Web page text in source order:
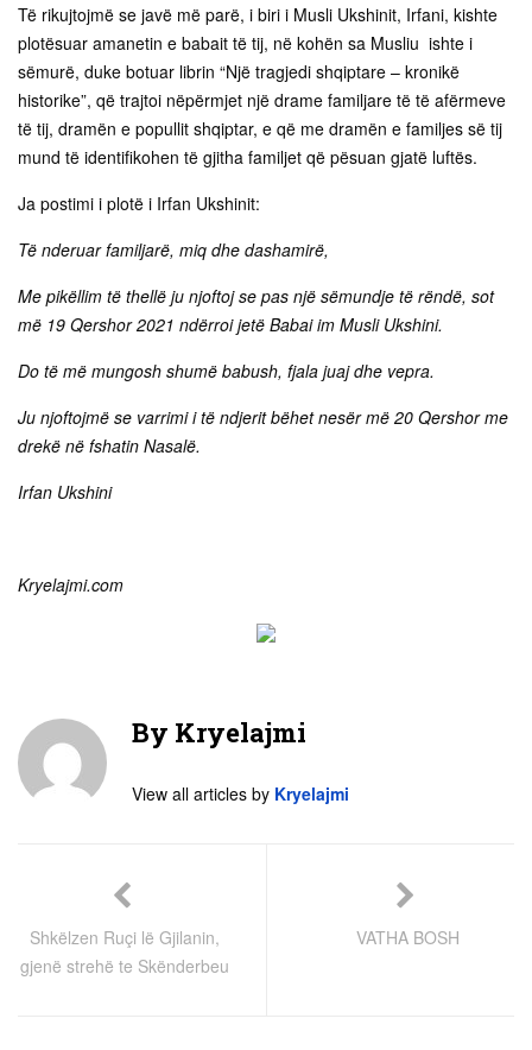
Të rikujtojmë se javë më parë, i biri i Musli Ukshinit, Irfani, kishte
plotësuar amanetin e babait të tij, në kohën sa Musliu ishte i
sëmurë, duke botuar librin “Një tragjedi shqiptare – kronikë
historike”, që trajtoi nëpërmjet një drame familjare të të afërmeve
të tij, dramën e popullit shqiptar, e që me dramën e familjes së tij
mund të identifikohen të gjitha familjet që pësuan gjatë luftës.
Ja postimi i plotë i Irfan Ukshinit:
Të nderuar familjarë, miq dhe dashamirë,
Me pikëllim të thellë ju njoftoj se pas një sëmundje të rëndë, sot
më 19 Qershor 2021 ndërroi jetë Babai im Musli Ukshini.
Do të më mungosh shumë babush, fjala juaj dhe vepra.
Ju njoftojmë se varrimi i të ndjerit bëhet nesër më 20 Qershor me
drekë në fshatin Nasalë.
Irfan Ukshini
Kryelajmi.com
By Kryelajmi
View all articles by Kryelajmi
Shkëlzen Ruçi lë Gjilanin,
gjenë strehë te Skënderbeu
VATHA BOSH